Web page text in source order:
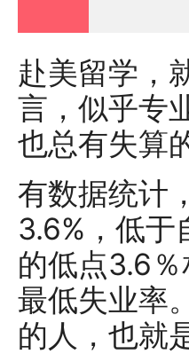
赴美留学，
言，似乎专
也总有失算
有数据统计
3.6%，低
的低点3.6
最低失业率
的人，也就